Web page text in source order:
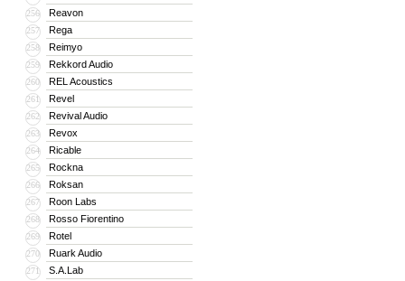
256 Reavon
257 Rega
258 Reimyo
259 Rekkord Audio
260 REL Acoustics
261 Revel
262 Revival Audio
263 Revox
264 Ricable
265 Rockna
266 Roksan
267 Roon Labs
268 Rosso Fiorentino
269 Rotel
270 Ruark Audio
271 S.A.Lab